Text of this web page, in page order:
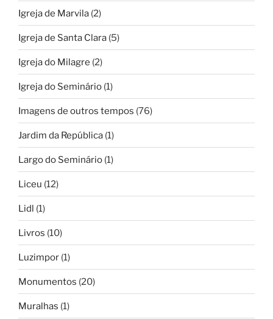
Igreja de Marvila (2)
Igreja de Santa Clara (5)
Igreja do Milagre (2)
Igreja do Seminário (1)
Imagens de outros tempos (76)
Jardim da República (1)
Largo do Seminário (1)
Liceu (12)
Lidl (1)
Livros (10)
Luzimpor (1)
Monumentos (20)
Muralhas (1)